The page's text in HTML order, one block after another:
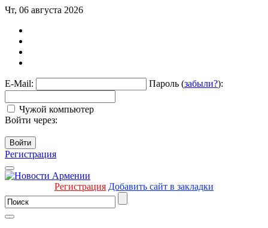
Чт, 06 августа 2026
E-Mail: Пароль (забыли?):
Чужой компьютер
Войти через:
Войти
Регистрация
Регистрация Добавить сайт в закладки